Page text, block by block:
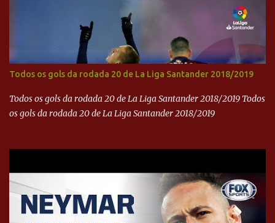
Todos os gols da rodada 20 de La Liga Santander 2018/2019
Todos os gols da rodada 20 de La Liga Santander 2018/2019 Todos
os gols da rodada 20 de La Liga Santander 2018/2019